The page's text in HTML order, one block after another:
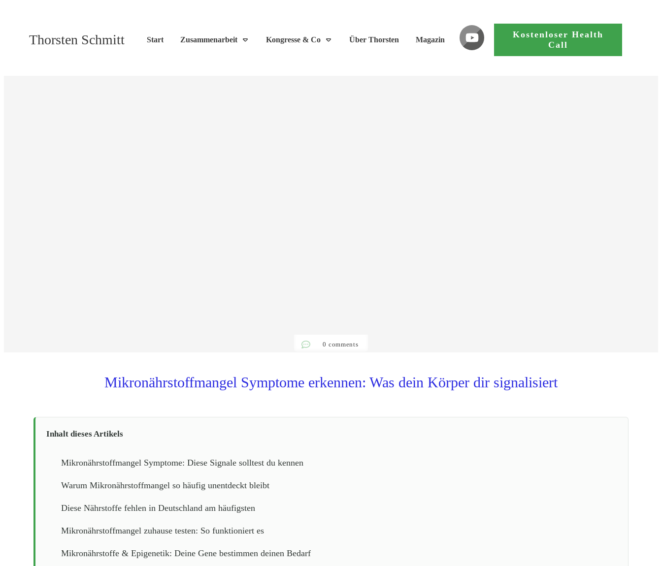
Thorsten Schmitt Start Zusammenarbeit Kongresse & Co Über Thorsten Magazin
Kostenloser Health
Call
0 comments
Mikronährstoffmangel Symptome erkennen: Was dein Körper dir signalisiert
Inhalt dieses Artikels
Mikronährstoffmangel Symptome: Diese Signale solltest du kennen
Warum Mikronährstoffmangel so häufig unentdeckt bleibt
Diese Nährstoffe fehlen in Deutschland am häufigsten
Mikronährstoffmangel zuhause testen: So funktioniert es
Mikronährstoffe & Epigenetik: Deine Gene bestimmen deinen Bedarf